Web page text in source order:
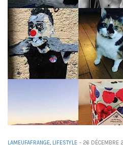
LAMEUFAFRANGE, LIFESTYLE - 26 DÉCEMBRE